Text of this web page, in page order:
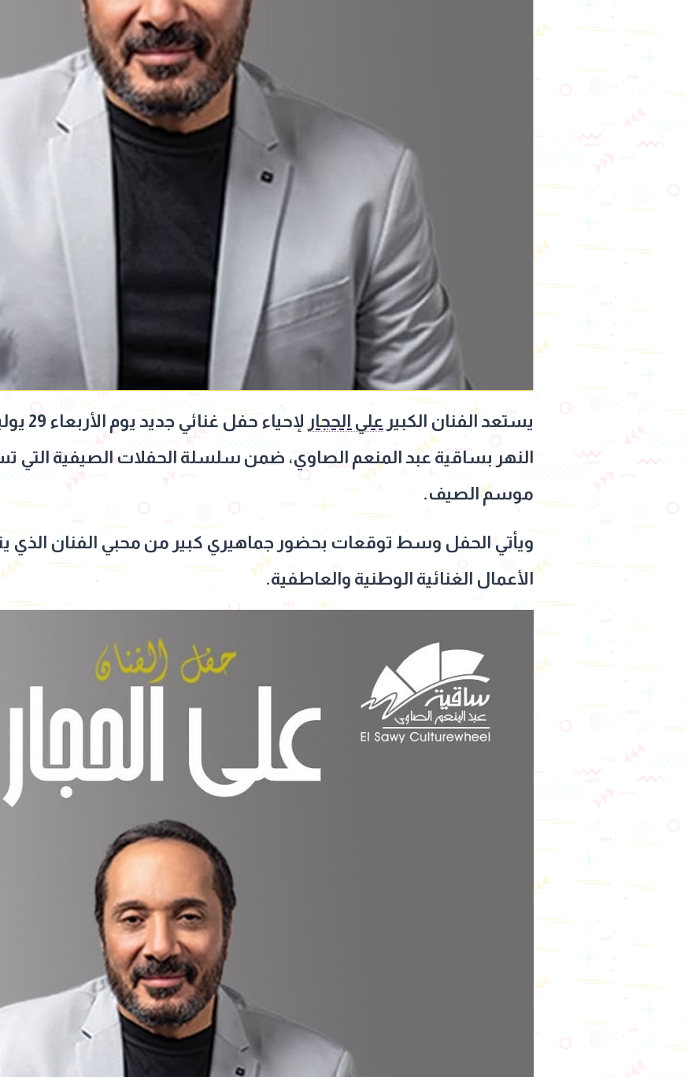
يستعد الفنان الكبير علي الحجار
النهر بساقية عبد المنعم الصاوي، ضمن سلسلة الحفلات الصيفية التي
موسم الصيف.
ويأتي الحفل وسط توقعات بحضور جماهيري كبير من محبي الفنان الذي
الأعمال الغنائية الوطنية والعاطفية.